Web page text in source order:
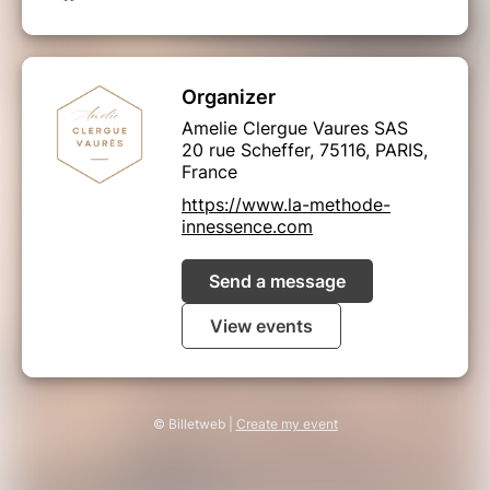
Organizer
Amelie Clergue Vaures SAS
20 rue Scheffer, 75116, PARIS,
France
https://www.la-methode-
innessence.com
Send a message
View events
© Billetweb | Create my event